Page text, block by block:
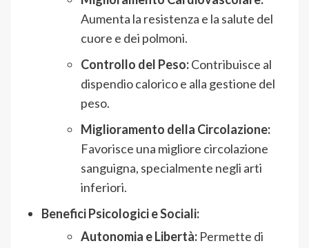
Aumenta la resistenza e la salute del
cuore e dei polmoni.
Controllo del Peso:Contribuisce al
dispendio calorico e alla gestione del
peso.
Miglioramento della Circolazione:
Favorisce una migliore circolazione
sanguigna, specialmente negli arti
inferiori.
Benefici Psicologici e Sociali:
Autonomia e Libertà: Permette di